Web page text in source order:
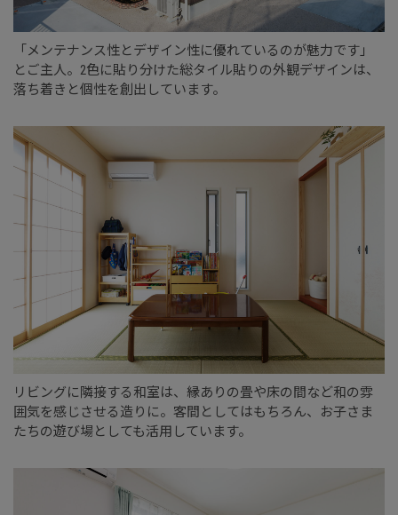
「メンテナンス性とデザイン性に優れているのが魅力です」
とご主人。2色に貼り分けた総タイル貼りの外観デザインは、
落ち着きと個性を創出しています。
リビングに隣接する和室は、縁ありの畳や床の間など和の雰
囲気を感じさせる造りに。客間としてはもちろん、お子さま
たちの遊び場としても活用しています。